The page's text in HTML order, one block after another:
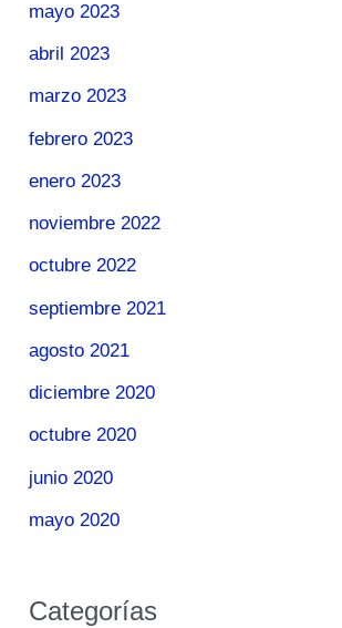
mayo 2023
abril 2023
marzo 2023
febrero 2023
enero 2023
noviembre 2022
octubre 2022
septiembre 2021
agosto 2021
diciembre 2020
octubre 2020
junio 2020
mayo 2020
Categorías